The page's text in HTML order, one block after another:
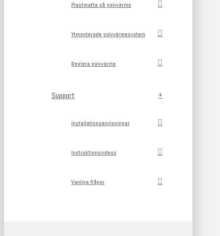
Plastmatta på golvvärme
Ytmonterade golvvärmesystem
Reglera golvvärme
Support
Installationsanvisningar
Instruktionsvideos
Vanliga frågor